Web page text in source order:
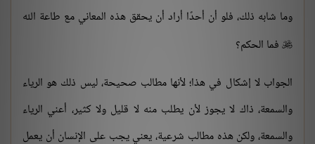
وما شابه ذلك، فلو أن أحدًا أراد أن يحقق هذه المعاني مع طاعة الله
 فما الحكم؟
الجواب لا إشكال في هذا؛ لأنها مطالب صحيحة، ليس ذلك هو الرياء
والسمعة، ذاك لا يجوز لأن يطلب منه لا قليل ولا كثير، أعني الرياء
والسمعة، ولكن هذه مطالب شرعية، يعني يجب على الإنسان أن يعمل